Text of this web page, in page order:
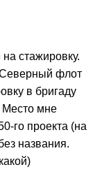
стажировку.
Северный флот
в бригаду
Место мне
го проекта (на
названия.